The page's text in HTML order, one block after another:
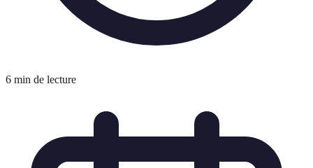
6 min de lecture